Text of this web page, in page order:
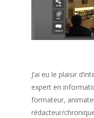
J’ai eu le plaisir
expert en
formateur,
rédacteur/